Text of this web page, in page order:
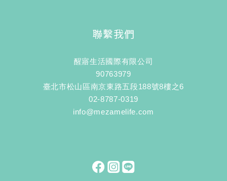
聯繫我們
醒寤生活國際有限公司
90763979
臺北市松山區南京東路五段188號8樓之6
02-8787-0319
info@mezamelife.com